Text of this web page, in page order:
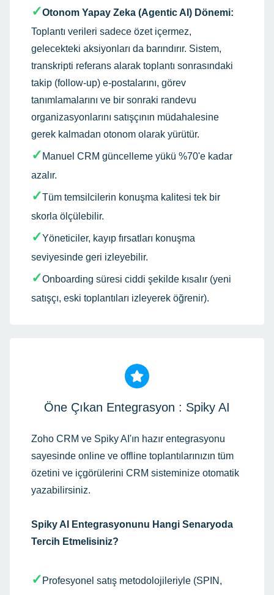
✓Otonom Yapay Zeka (Agentic AI) Dönemi:
Toplantı verileri sadece özet içermez,
gelecekteki aksiyonları da barındırır. Sistem,
transkripti referans alarak toplantı sonrasındaki
takip (follow-up) e-postalarını, görev
tanımlamalarını ve bir sonraki randevu
organizasyonlarını satışçının müdahalesine
gerek kalmadan otonom olarak yürütür.
✓ Manuel CRM güncelleme yükü %70'e kadar
azalır.
✓Tüm temsilcilerin konuşma kalitesi tek bir
skorla ölçülebilir.
✓Yöneticiler, kayıp fırsatları konuşma
seviyesinde geri izleyebilir.
✓Onboarding süresi ciddi şekilde kısalır (yeni
satışçı, eski toplantıları izleyerek öğrenir).
Öne Çıkan Entegrasyon : Spiky AI
Zoho CRM ve Spiky AI'ın hazır entegrasyonu
sayesinde online ve offline toplantılarınızın tüm
özetini ve içgörülerini CRM sisteminize otomatik
yazabilirsiniz.
Spiky AI Entegrasyonunu Hangi Senaryoda
Tercih Etmelisiniz?
✓ Profesyonel satış metodolojileriyle (SPIN,